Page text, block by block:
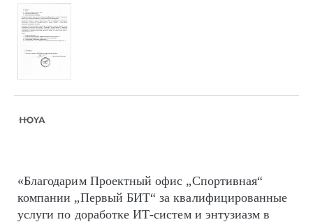
«Благодарим Проектный офис „Спортивная“
компании „Первый БИТ“ за квалифицированные
услуги по доработке ИТ-систем и энтузиазм в